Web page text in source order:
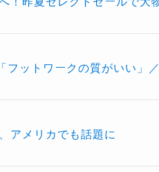
ットワークの質がいい」
アメリカでも話題に